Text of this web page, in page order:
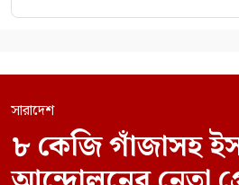
সারাদেশ
৮ কেজি গাঁজাসহ